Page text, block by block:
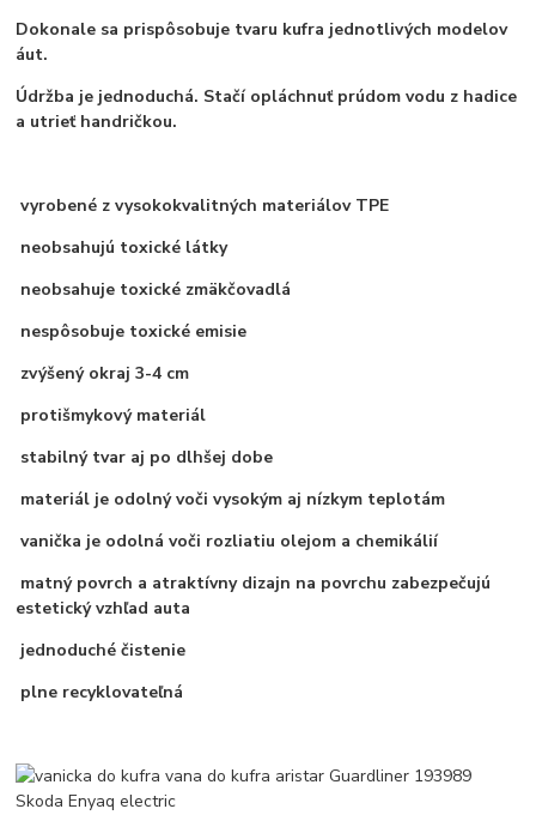
Dokonale sa prispôsobuje tvaru kufra jednotlivých modelov
áut.
Údržba je jednoduchá. Stačí opláchnuť prúdom vodu z hadice
a utrieť handričkou.
vyrobené z vysokokvalitných materiálov TPE
neobsahujú toxické látky
neobsahuje toxické zmäkčovadlá
nespôsobuje toxické emisie
zvýšený okraj 3-4 cm
protišmykový materiál
stabilný tvar aj po dlhšej dobe
materiál je odolný voči vysokým aj nízkym teplotám
vanička je odolná voči rozliatiu olejom a chemikálií
matný povrch a atraktívny dizajn na povrchu zabezpečujú
estetický vzhľad auta
jednoduché čistenie
plne recyklovateľná